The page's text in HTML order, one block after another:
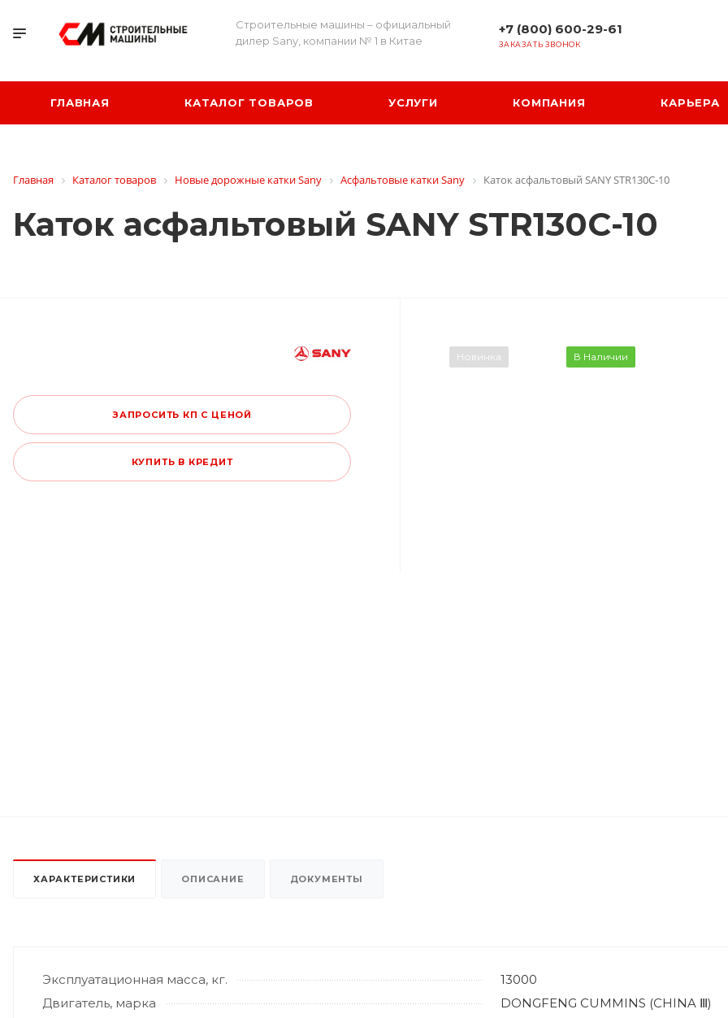
Строительные машины – официальный
дилер Sany, компании № 1 в Китае
+7 (800) 600-29-61
ЗАКАЗАТЬ ЗВОНОК
ГЛАВНАЯ КАТАЛОГ ТОВАРОВ УСЛУГИ КОМПАНИЯ КАРЬЕРА
Главная Каталог товаров Новые дорожные катки Sany Асфальтовые катки Sany Каток асфальтовый SANY STR130C-10
Каток асфальтовый SANY STR130C-10
ЗАПРОСИТЬ КП С ЦЕНОЙ
КУПИТЬ В КРЕДИТ
Новинка В Наличии
ХАРАКТЕРИСТИКИ ОПИСАНИЕ ДОКУМЕНТЫ
Эксплуатационная масса, кг.
13000
Двигатель, марка
DONGFENG CUMMINS (CHINA Ⅲ)